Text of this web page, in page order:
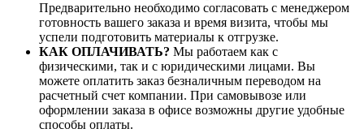
Предварительно необходимо согласовать с менеджером
готовность вашего заказа и время визита, чтобы мы
успели подготовить материалы к отгрузке.
КАК ОПЛАЧИВАТЬ? Мы работаем как с
физическими, так и с юридическими лицами. Вы
можете оплатить заказ безналичным переводом на
расчетный счет компании. При самовывозе или
оформлении заказа в офисе возможны другие удобные
способы оплаты.